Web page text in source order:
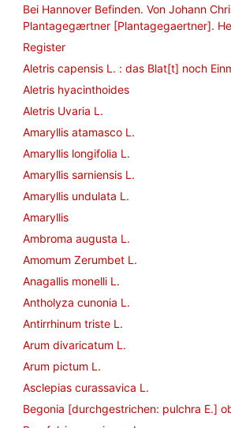
Bei Hannover Befinden. Von Johann
Plantagegærtner [Plantagegaertner].
Register
Aletris capensis L. : das Blat[t] noch
Aletris hyacinthoides
Aletris Uvaria L.
Amaryllis atamasco L.
Amaryllis longifolia L.
Amaryllis sarniensis L.
Amaryllis undulata L.
Amaryllis
Ambroma augusta L.
Amomum Zerumbet L.
Anagallis monelli L.
Antholyza cunonia L.
Antirrhinum triste L.
Arum divaricatum L.
Arum pictum L.
Asclepias curassavica L.
Begonia [durchgestrichen: pulchra E.]